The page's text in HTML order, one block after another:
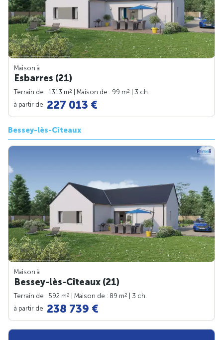
Maison à
Esbarres (21)
Terrain de : 1313 m2 | Maison de : 99 m2
| 3 ch.
à partir de 227 013 €
Bessey-lès-Cîteaux
Maison à
Bessey-lès-Cîteaux (21)
Terrain de : 592 m2 | Maison de : 89 m2
| 3 ch.
à partir de 238 739 €